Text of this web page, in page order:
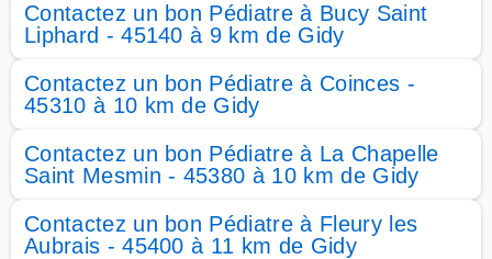
Contactez un bon Pédiatre à Bucy Saint
Liphard - 45140 à 9 km de Gidy
Contactez un bon Pédiatre à Coinces -
45310 à 10 km de Gidy
Contactez un bon Pédiatre à La Chapelle
Saint Mesmin - 45380 à 10 km de Gidy
Contactez un bon Pédiatre à Fleury les
Aubrais - 45400 à 11 km de Gidy